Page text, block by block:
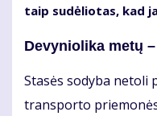
taip su­dė­lio­tas, kad
De­vy­nio­li­ka me­tų
Sta­sės so­dy­ba ne­to­li
trans­por­to